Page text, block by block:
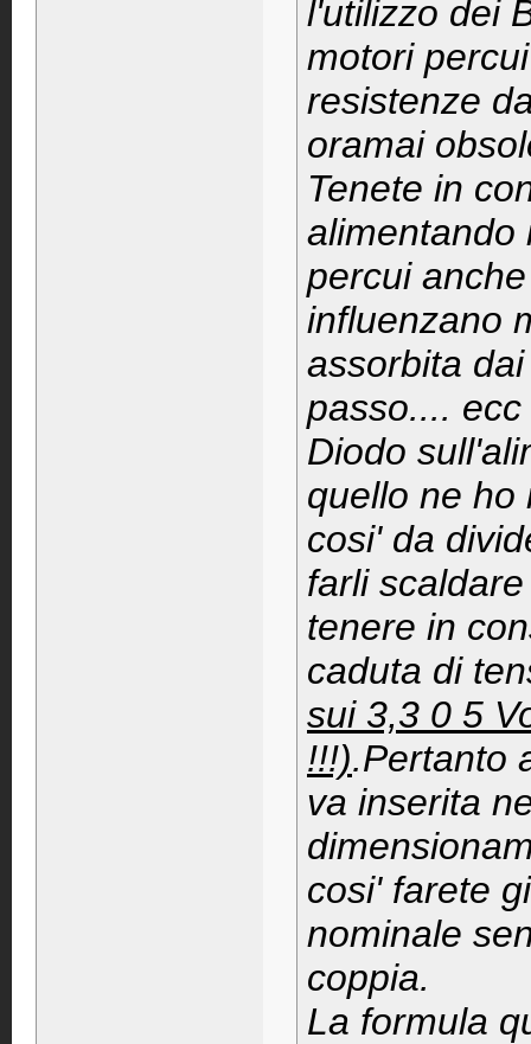
l'utilizzo dei
motori
resistenze
oramai
Tenete in
alimentando
percui
influenzano
assorbita
passo....
Diodo
quello ne ho
cosi' da
farli
tenere in
caduta di
sui 3,3 0 5
!!!).Pertanto
va inserita
cosi' farete
nominale
coppia.
La formula